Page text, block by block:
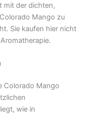
mit der dichten,
Mango zu
Sie kaufen hier nicht
Colorado Mango
wie in